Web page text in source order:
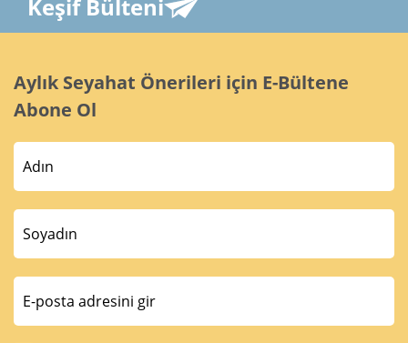
Keşif Bülteni
Aylık Seyahat Önerileri için E-Bültene
Abone Ol